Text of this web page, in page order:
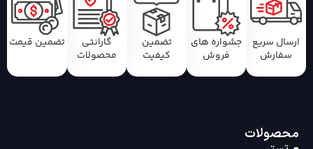
ارسال سریع
سفارش
جشواره های
فروش
تضمین
کیفیت
گارانتی
محصولات
تضمین قیمت
محصولات